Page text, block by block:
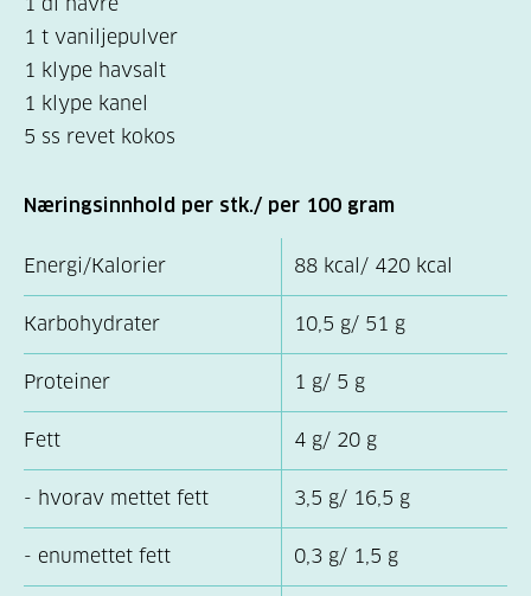
1 t vaniljepulver
1 klype havsalt
1 klype kanel
5 ss revet kokos
Næringsinnhold per stk./ per 100 gram
Energi/Kalorier 88 kcal/ 420 kcal
Karbohydrater 10,5 g/ 51 g
Proteiner 1 g/ 5 g
Fett 4 g/ 20 g
- hvorav mettet fett 3,5 g/ 16,5 g
- enumettet fett 0,3 g/ 1,5 g